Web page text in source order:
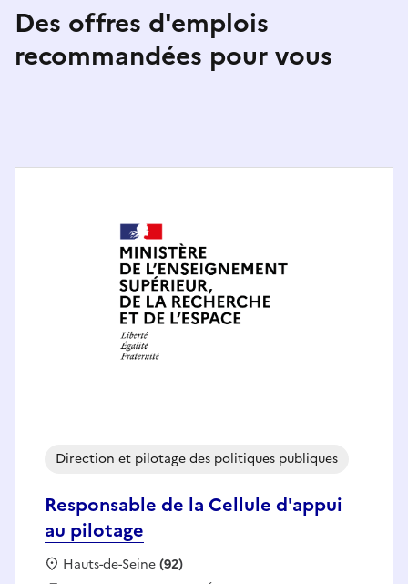
Des offres d'emplois
recommandées pour vous
Responsable de la Cellule d'appui
au pilotage
Direction et pilotage des politiques publiques
Localisation :
Hauts-de-Seine(92)